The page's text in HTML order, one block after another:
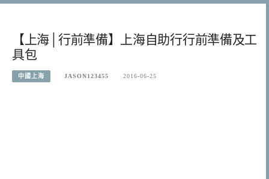
【上海│行前準備】上海自助行行前準備及工
具包
中國上海 JASON123455 2016-06-25